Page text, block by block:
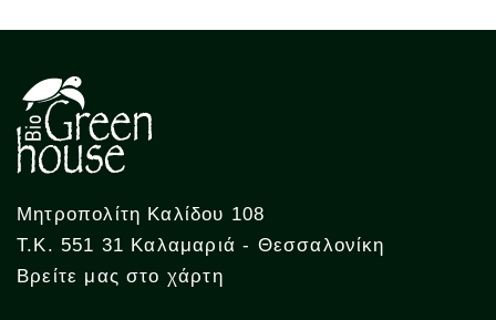
Μητροπολίτη Καλίδου 108
Τ.Κ. 551 31 Καλαμαριά - Θεσσαλονίκη
Βρείτε μας στο χάρτη